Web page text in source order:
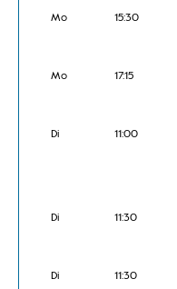
Mo 15:30
Mo 17:15
Di 11:00
Di 11:30
Di 11:30